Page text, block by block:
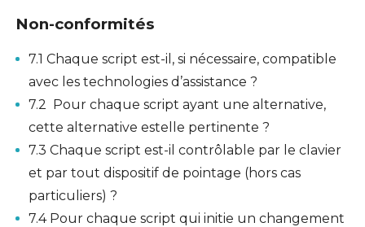
Non-conformités
7.1 Chaque script est-il, si nécessaire, compatible
avec les technologies d’assistance ?
7.2 Pour chaque script ayant une alternative,
cette alternative estelle pertinente ?
7.3 Chaque script est-il contrôlable par le clavier
et par tout dispositif de pointage (hors cas
particuliers) ?
7.4 Pour chaque script qui initie un changement